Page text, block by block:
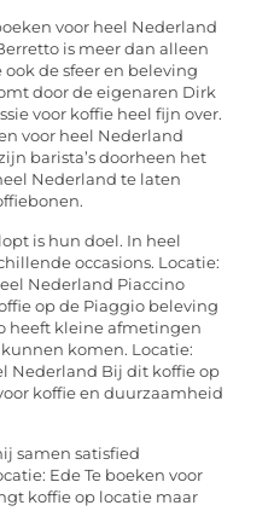
voor heel Nederland
is meer dan alleen
de sfeer en beleving
door de eigenaren Dirk
voor koffie heel fijn over.
voor heel Nederland
barista’s doorheen het
Nederland te laten
is hun doel. In heel
occasions. Locatie:
Nederland Piaccino
op de Piaggio beleving
heeft kleine afmetingen
komen. Locatie:
Nederland Bij dit koffie op
koffie en duurzaamheid
samen satisfied
Ede Te boeken voor
koffie op locatie maar